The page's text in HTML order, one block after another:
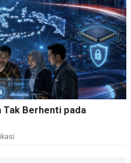
Tak Berhenti pada